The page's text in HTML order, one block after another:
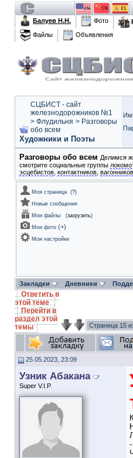
Балуев Н.Н.
Фото
Файлы
Объявления
СЦБИСТ - сайт
железнодорожников №1
> Флудильня > Разговоры
обо всем
Разговоры обо всем Делимся
смотрите социальные группы
эсцебистов контактников вагонников
Моя страница (?)
Новые сообщения
Мои файлы
(загрузить)
Мои фото (+)
Мои настройки
Закладки Дневники
Ответить в
этой теме
Перейти в
раздел этой
темы
Страница 15
25.05.2023, 23:09
Узник Абакана
Super V.I.P.